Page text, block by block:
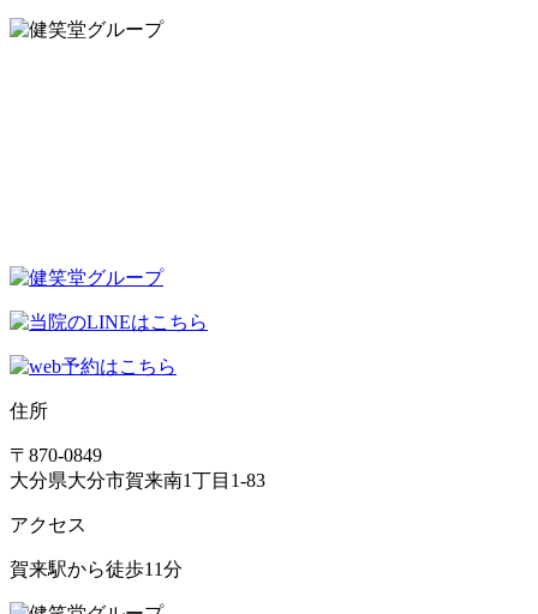
住所
〒870-0849
大分県大分市賀来南1丁目1-83
アクセス
賀来駅から徒歩11分